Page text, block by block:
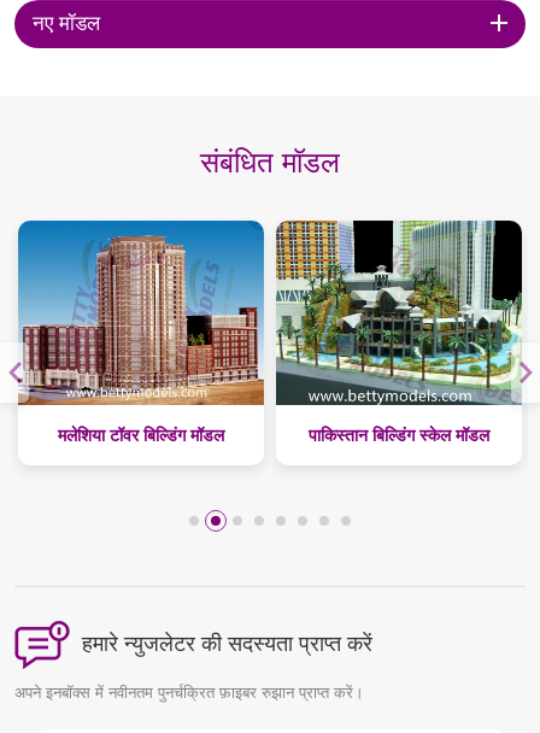
नए मॉडल
संबंधित मॉडल
मलेशिया टॉवर बिल्डिंग मॉडल पाकिस्तान बिल्डिंग स्केल मॉडल
हमारे न्युजलेटर की सदस्यता प्राप्त करें
अपने इनबॉक्स में नवीनतम पुनर्चक्रित फ़ाइबर रुझान प्राप्त करें।